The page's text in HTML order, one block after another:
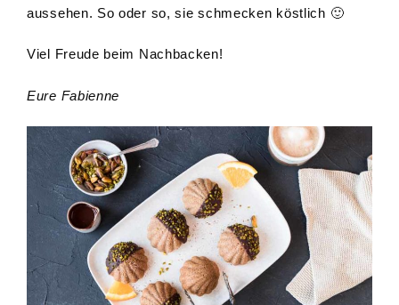
aussehen. So oder so, sie schmecken köstlich 🙂
Viel Freude beim Nachbacken!
Eure Fabienne